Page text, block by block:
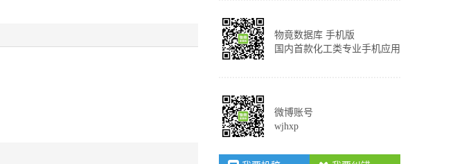
物竟数据库 手机版
国内首款化工类专业手机应用
微博账号
wjhxp